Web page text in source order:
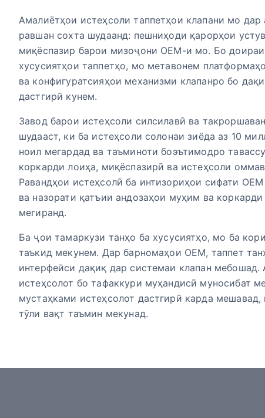
Амалиётҳои истеҳсоли таппетҳои клапани мо
равшан сохта шудаанд: пешниҳоди қарорҳои
миқёспазир барои мизоҷони OEM-и мо. Бо
хусусиятҳои таппетҳо, мо метавонем
ва конфигуратсияҳои механизми клапанро бо
дастгирӣ кунем.
Завод барои истеҳсоли силсилавӣ ва
шудааст, ки ба истеҳсоли солонаи зиёда аз 10
ноил мегардад ва таъминоти боэътимодро
коркарди лоиҳа, миқёспазирӣ ва истеҳсоли
Равандҳои истеҳсолӣ ба интизориҳои сифати
ва назорати қатъии андозаҳои муҳим ва
мегиранд.
Ба ҷои тамаркузи танҳо ба хусусиятҳо, мо ба
таъкид мекунем. Дар барномаҳои OEM, таппет
интерфейси дақиқ дар системаи клапан мебошад.
истеҳсолот бо тафаккури муҳандисӣ муносибат
мустаҳками истеҳсолот дастгирӣ карда
тӯли вақт таъмин мекунад.